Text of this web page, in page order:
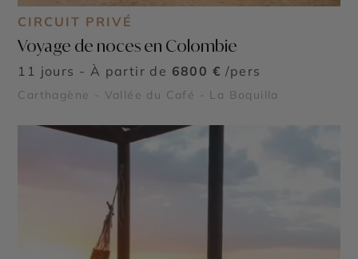
CIRCUIT PRIVÉ
Voyage de noces en Colombie
11 jours - À partir de 6800 € /pers
Carthagène - Vallée du Café - La Boquilla